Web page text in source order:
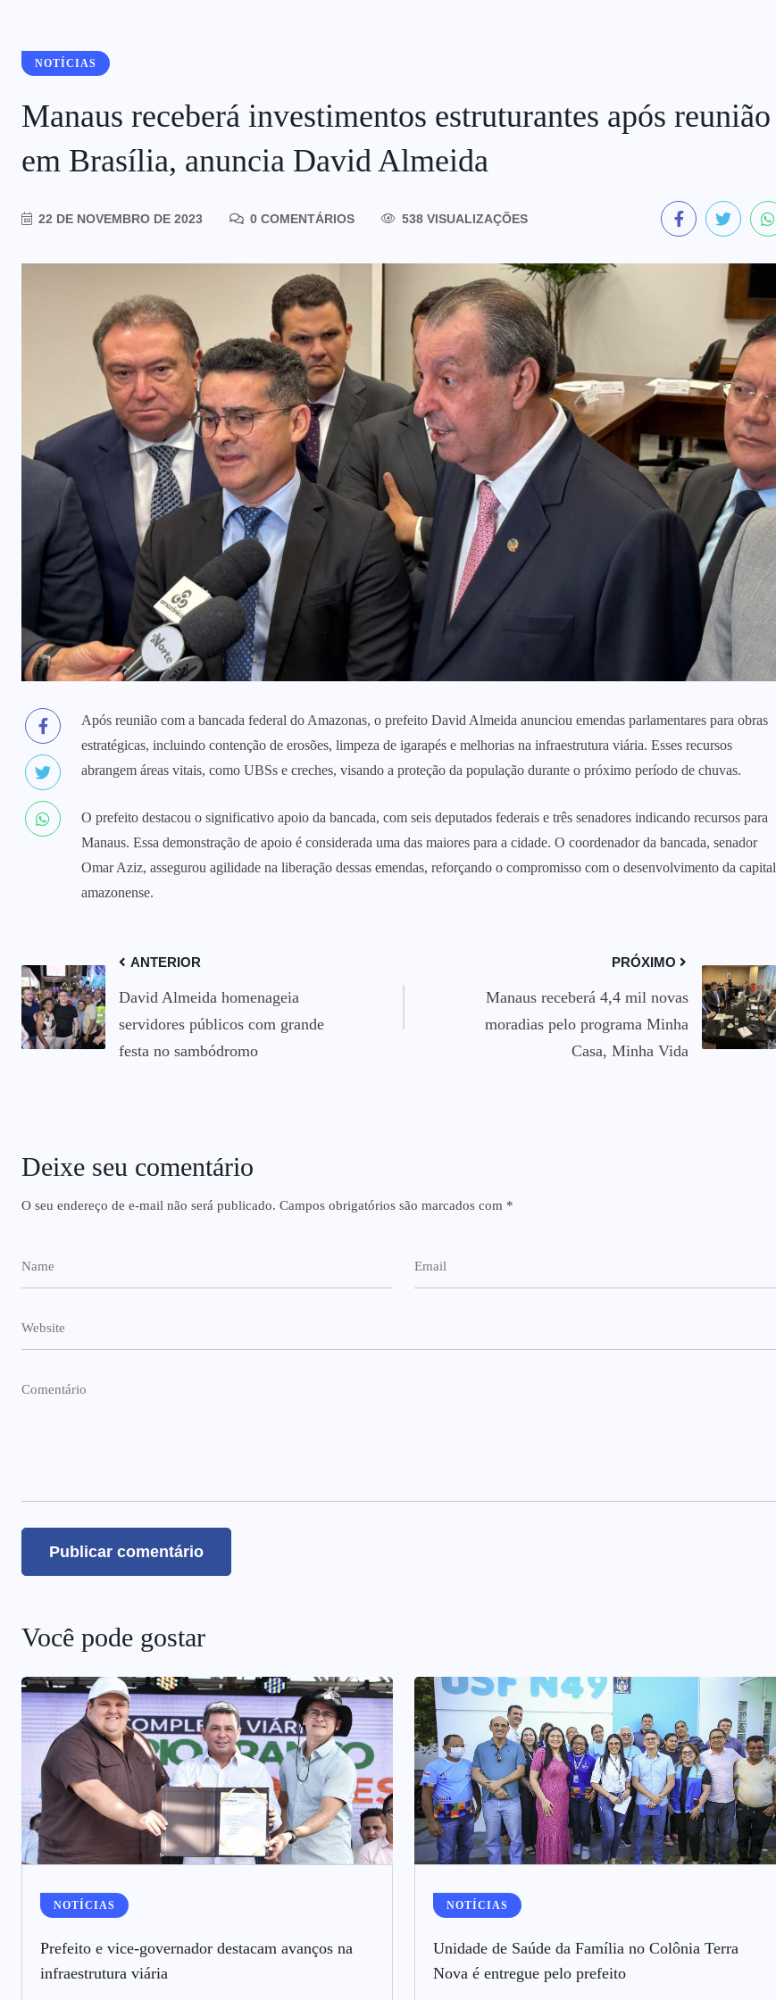
NOTÍCIAS
Manaus receberá investimentos estruturantes após reunião
em Brasília, anuncia David Almeida
22 DE NOVEMBRO DE 2023 0 COMENTÁRIOS 538 VISUALIZAÇÕES
Após reunião com a bancada federal do Amazonas, o prefeito David Almeida anunciou emendas parlamentares para obras
estratégicas, incluindo contenção de erosões, limpeza de igarapés e melhorias na infraestrutura viária. Esses recursos
abrangem áreas vitais, como UBSs e creches, visando a proteção da população durante o próximo período de chuvas.
O prefeito destacou o significativo apoio da bancada, com seis deputados federais e três senadores indicando recursos para
Manaus. Essa demonstração de apoio é considerada uma das maiores para a cidade. O coordenador da bancada, senador
Omar Aziz, assegurou agilidade na liberação dessas emendas, reforçando o compromisso com o desenvolvimento da capital
amazonense.
ANTERIOR
David Almeida homenageia
servidores públicos com grande
festa no sambódromo
PRÓXIMO
Manaus receberá 4,4 mil novas
moradias pelo programa Minha
Casa, Minha Vida
Deixe seu comentário
O seu endereço de e-mail não será publicado. Campos obrigatórios são marcados com *
Você pode gostar
NOTÍCIAS
Prefeito e vice-governador destacam avanços na
infraestrutura viária
NOTÍCIAS
Unidade de Saúde da Família no Colônia Terra
Nova é entregue pelo prefeito